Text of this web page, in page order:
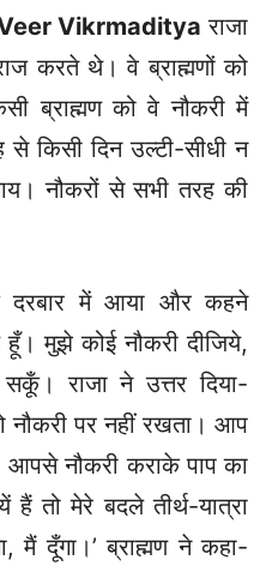
Vikrmaditya राजा
करते थे। वे ब्राह्मणों को
ब्राह्मण को वे नौकरी में
किसी दिन उल्टी-सीधी न
नौकरों से सभी तरह की
में आया और कहने
हूँ। मुझे कोई नौकरी दीजिये,
राजा ने उत्तर दिया-
नौकरी पर नहीं रखता। आप
नौकरी कराके पाप का
मेरे बदले तीर्थ-यात्रा
दूँगा।’ ब्राह्मण ने कहा-